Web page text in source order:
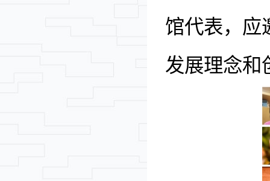
馆代表，应
发展理念和